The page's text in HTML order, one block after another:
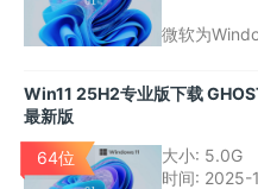
微软为
和高效的使
性，还加入
持。
Win11 25H2专业版下载
最新版
64位 大小: 5.0G
时间: 2025-